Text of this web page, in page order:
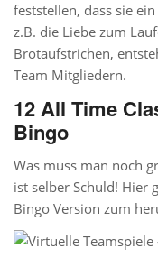
feststellen, dass sie
z.B. die Liebe zum
Brotaufstrichen,
Team Mitgliedern.
12 All Time
Bingo
Was muss man noch
ist selber Schuld! Hier
Bingo Version zum